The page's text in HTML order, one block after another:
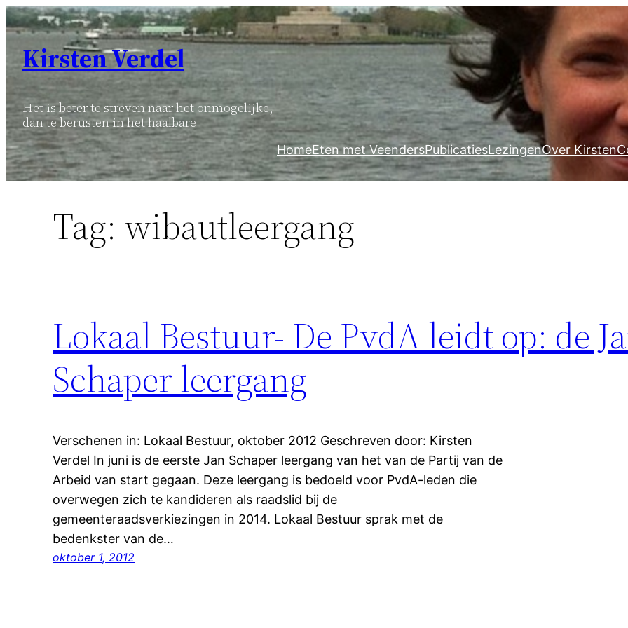
Ga
naar
inhoud
Kirsten Verdel
Het is beter te streven naar het onmogelijke,
dan te berusten in het haalbare
HomeEten met VeendersPublicatiesLezingenOver Kirsten
Tag: wibautleergang
Lokaal Bestuur- De PvdA leidt op: de
Schaper leergang
Verschenen in: Lokaal Bestuur, oktober 2012 Geschreven door: Kirsten
Verdel In juni is de eerste Jan Schaper leergang van het van de Partij van de
Arbeid van start gegaan. Deze leergang is bedoeld voor PvdA-leden die
overwegen zich te kandideren als raadslid bij de
gemeenteraadsverkiezingen in 2014. Lokaal Bestuur sprak met de
bedenkster van de…
oktober 1, 2012